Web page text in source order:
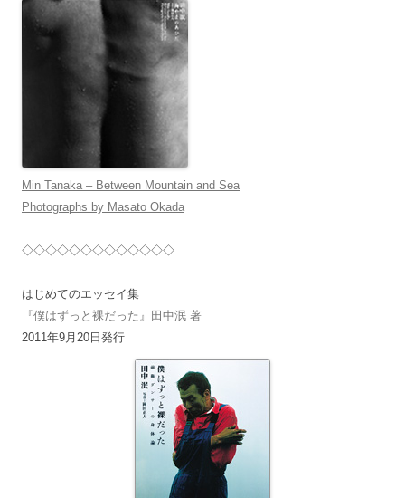
Min Tanaka – Between Mountain and Sea
Photographs by Masato Okada
◇◇◇◇◇◇◇◇◇◇◇◇◇
はじめてのエッセイ集
『僕はずっと裸だった』田中泯 著
2011年9月20日発行